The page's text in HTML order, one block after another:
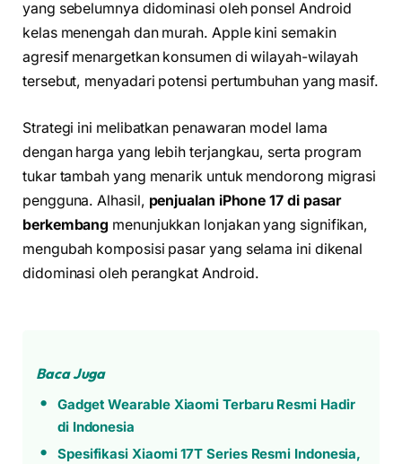
yang sebelumnya didominasi oleh ponsel Android
kelas menengah dan murah. Apple kini semakin
agresif menargetkan konsumen di wilayah-wilayah
tersebut, menyadari potensi pertumbuhan yang masif.
Strategi ini melibatkan penawaran model lama
dengan harga yang lebih terjangkau, serta program
tukar tambah yang menarik untuk mendorong migrasi
pengguna. Alhasil, penjualan iPhone 17 di pasar
berkembang menunjukkan lonjakan yang signifikan,
mengubah komposisi pasar yang selama ini dikenal
didominasi oleh perangkat Android.
Baca Juga
Gadget Wearable Xiaomi Terbaru Resmi Hadir
di Indonesia
Spesifikasi Xiaomi 17T Series Resmi Indonesia,